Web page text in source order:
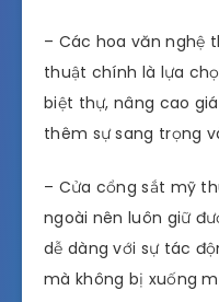
– Các hoa văn nghệ
thuật chính là lựa
biệt thự, nâng cao
thêm sự sang trọng
– Cửa cổng sắt mỹ
ngoài nên luôn giữ
dễ dàng với sự tác
mà không bị xuống